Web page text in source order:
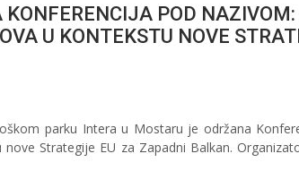
KONFERENCIJA POD
U KONTEKSTU NOVE
parku Intera u Mostaru je održana
Strategije EU za Zapadni Balkan.